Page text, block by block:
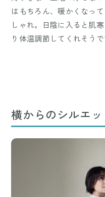
はもちろん、暖かくなっ
しゃれ。日陰に入ると肌
り体温調節してくれそうで
横からのシルエッ